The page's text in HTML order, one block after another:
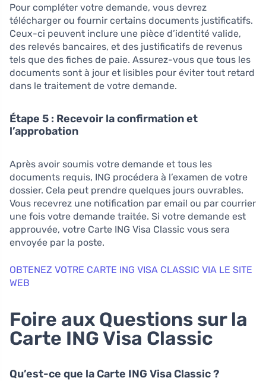
Pour compléter votre demande, vous devrez
télécharger ou fournir certains documents justificatifs.
Ceux-ci peuvent inclure une pièce d’identité valide,
des relevés bancaires, et des justificatifs de revenus
tels que des fiches de paie. Assurez-vous que tous les
documents sont à jour et lisibles pour éviter tout retard
dans le traitement de votre demande.
Étape 5 : Recevoir la confirmation et
l’approbation
Après avoir soumis votre demande et tous les
documents requis, ING procédera à l’examen de votre
dossier. Cela peut prendre quelques jours ouvrables.
Vous recevrez une notification par email ou par courrier
une fois votre demande traitée. Si votre demande est
approuvée, votre Carte ING Visa Classic vous sera
envoyée par la poste.
OBTENEZ VOTRE CARTE ING VISA CLASSIC VIA LE SITE
WEB
Foire aux Questions sur la
Carte ING Visa Classic
Qu’est-ce que la Carte ING Visa Classic ?